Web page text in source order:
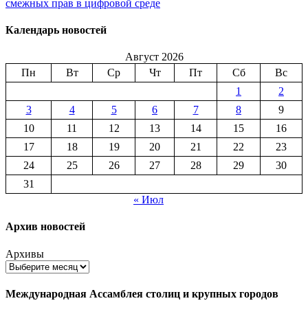
смежных прав в цифровой среде
Календарь новостей
Август 2026
Пн
Вт Ср Чт Пт Сб
Вс
1
2
3
4 5 6 7 8
9
10
11 12 13 14 15
16
17
18 19 20 21 22
23
24
25 26 27 28 29
30
31
« Июл
Архив новостей
Архивы
Международная Ассамблея столиц и крупных городов